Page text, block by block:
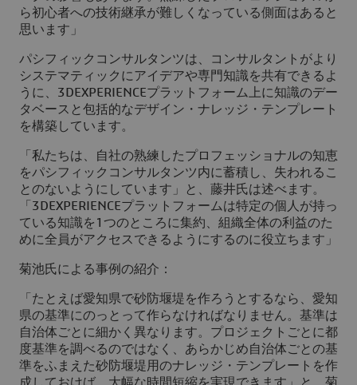
ら初心者への技術継承が難しくなっている側面はあると
思います」
パシフィックコンサルタンツは、コンサルタントがより
システマティックにアイデアや専門知識を共有できるよ
うに、 3DEXPERIENCEプラットフォーム上に知識のデー
タベースと包括的なデザイン・ナレッジ・テンプレート
を構築しています。
「私たちは、自社の熟練したプロフェッショナルの知恵
をパシフィックコンサルタンツ内に蓄積し、失われるこ
とのないようにしています」と、藤井氏は述べます。
「 3DEXPERIENCEプラットフォームは特定の個人が持っ
ている知識を1つのところに集約、組織全体の利益のた
めに全員がアクセスできるようにするのに役立ちます」
菊池氏による事例の紹介：
「たとえば愛知県で砂防堰堤を作ろうとするなら、愛知
県の基準にのっとって作らなければなりません。基準は
自治体ごとに細かく異なります。プロジェクトごとに都
度基準を調べるのではなく、あらかじめ自治体ごとの基
準をふまえた砂防堰堤用のナレッジ・テンプレートを作